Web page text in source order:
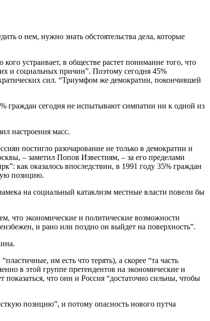
о нем, нужно знать обстоятельства дела, которые
устраивает, в обществе растет понимание того, что
и социальных причин”. Поэтому сегодня 45%
сил. “Триумфом же демократии, покончившей
граждан сегодня не испытывают симпатии ни к одной из
настроения масс.
постигло разочарование не только в демократии и
– заметил Попов Известиям, – за его пределами
как оказалось впоследствии, в 1991 году 35% граждан
позицию.
на социальный катаклизм местные власти повели бы
что экономические и политические возможности
и рано или поздно он выйдет на поверхность”.
им есть что терять), а скорее “та часть
в этой группе претендентов на экономические и
что они и Россия “достаточно сильны, чтобы
позицию”, и потому опасность нового путча